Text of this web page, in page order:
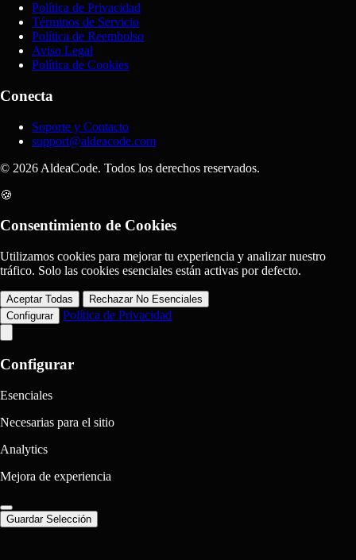
Política de Privacidad
Términos de Servicio
Política de Reembolso
Aviso Legal
Política de Cookies
Conecta
Soporte y Contacto
support@aldeacode.com
© 2026 AldeaCode. Todos los derechos reservados.
🍪
Consentimiento de Cookies
Utilizamos cookies para mejorar tu experiencia y analizar nuestro
tráfico. Solo las cookies esenciales están activas por defecto.
Aceptar Todas
Rechazar No Esenciales
Configurar
Política de Privacidad
Configurar
Esenciales
Necesarias para el sitio
Analytics
Mejora de experiencia
Guardar Selección